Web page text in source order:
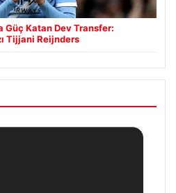
Güç Katan Dev Transfer:
Tijjani Reijnders